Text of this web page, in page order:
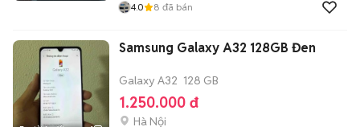
4.0 8 đã bán
Samsung Galaxy A32 128GB Đen
Galaxy A32 128 GB
1.250.000 đ
Hà Nội